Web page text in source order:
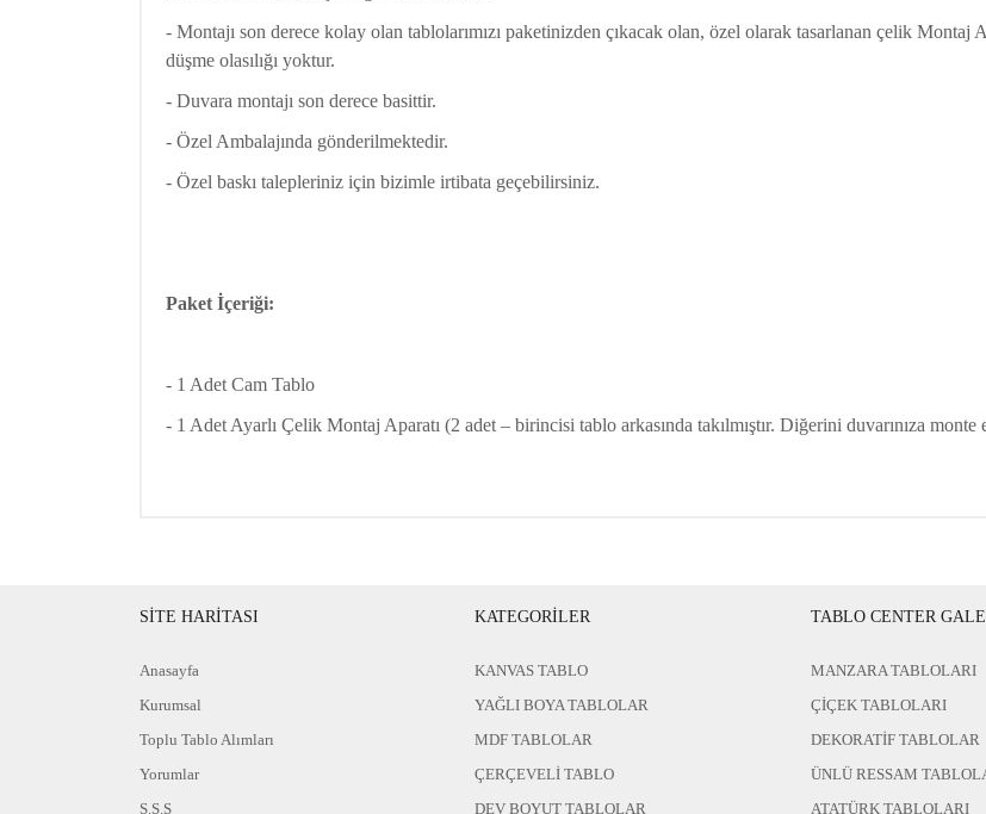
- Montajı son derece kolay olan tablolarımızı paketinizden çıkacak olan, özel olarak tasarlanan çelik Montaj
düşme olasılığı yoktur.
- Duvara montajı son derece basittir.
- Özel Ambalajında gönderilmektedir.
- Özel baskı talepleriniz için bizimle irtibata geçebilirsiniz.
Paket İçeriği:
- 1 Adet Cam Tablo
- 1 Adet Ayarlı Çelik Montaj Aparatı (2 adet – birincisi tablo arkasında takılmıştır. Diğerini duvarınıza
SİTE HARİTASI
Anasayfa
Kurumsal
Toplu Tablo Alımları
Yorumlar
S.S.S
KATEGORİLER
KANVAS TABLO
YAĞLI BOYA TABLOLAR
MDF TABLOLAR
ÇERÇEVELİ TABLO
DEV BOYUT TABLOLAR
TABLO CENTER
MANZARA TABLOLARI
ÇİÇEK TABLOLARI
DEKORATİF TABLOLAR
ÜNLÜ RESSAM
ATATÜRK TABLOLARI